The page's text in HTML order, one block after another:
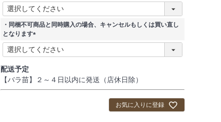
(
須
・同梱不可商品と同時購入の場合、キャンセルもしくは買い直し
となります
(
必
配送予定
【バラ苗】２～４日以内に発送（店休日除）
お気に入りに登録